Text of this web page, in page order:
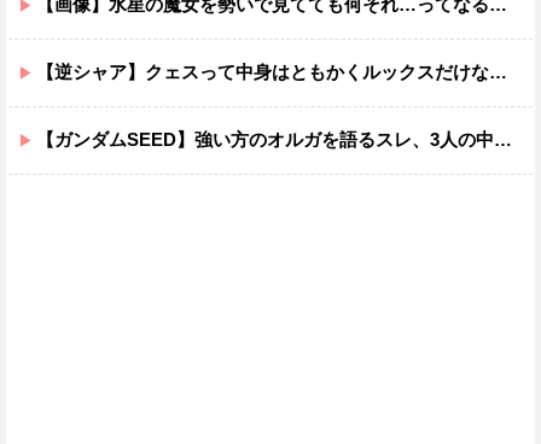
【画像】水星の魔女を勢いで見てても何それ…ってなる部分ｗｗｗｗｗｗｗｗ
【逆シャア】クェスって中身はともかくルックスだけなら最高だな
【ガンダムSEED】強い方のオルガを語るスレ、3人の中でも強化は一番されてない方